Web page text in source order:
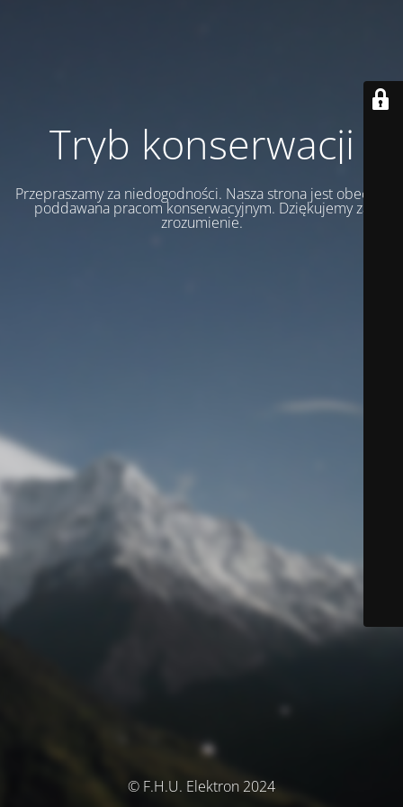
Tryb konserwacji
Przepraszamy za niedogodności. Nasza strona jest obecnie
poddawana pracom konserwacyjnym. Dziękujemy za
zrozumienie.
© F.H.U. Elektron 2024